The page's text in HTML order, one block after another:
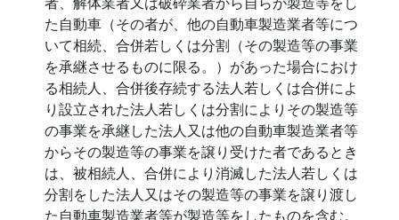
た自動車（その者が、他の自動車製造業者等につ
いて相続、合併若しくは分割（その製造等の事業
を承継させるものに限る。）があった場合におけ
る相続人、合併後存続する法人若しくは合併によ
り設立された法人若しくは分割によりその製造等
の事業を承継した法人又は他の自動車製造業者等
からその製造等の事業を譲り受けた者であるとき
は、被相続人、合併により消滅した法人若しくは
分割をした法人又はその製造等の事業を譲り渡し
た自動車製造業者等が製造等をしたものを含む。